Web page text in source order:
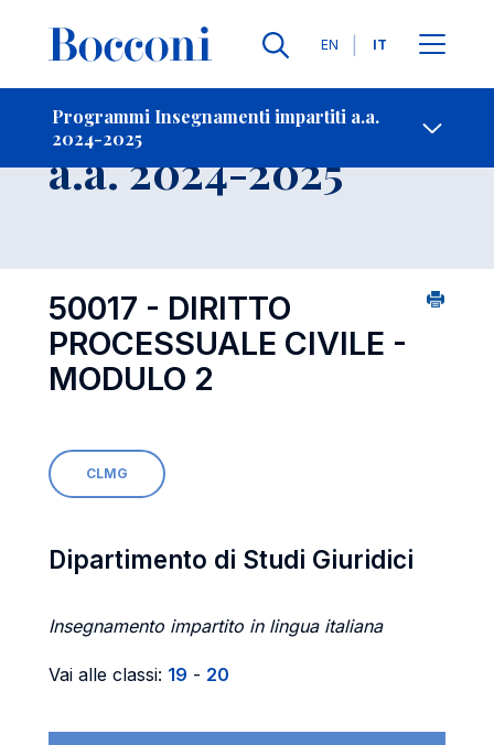
Lingue
EN IT
Programmi Insegnamenti impartiti a.a.
2024-2025
-
Insegnamento
a.a. 2024-2025
50017 - DIRITTO
PROCESSUALE CIVILE -
MODULO 2
CLMG
Dipartimento di Studi Giuridici
Insegnamento impartito in lingua italiana
Vai alle classi: 19 - 20